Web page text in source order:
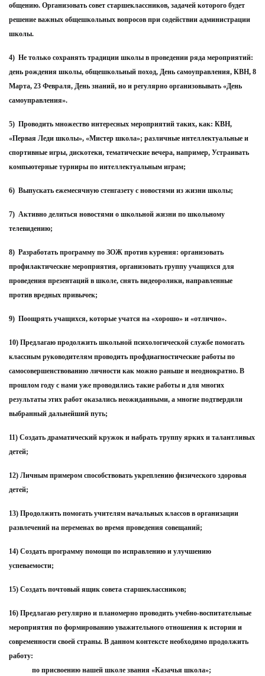
общению. Организовать совет старшеклассников, задачей которого будет
решение важных общешкольных вопросов при содействии администрации
школы.
4) Не только сохранять традиции школы в проведении ряда мероприятий:
день рождения школы, общешкольный поход, День самоуправления, КВН, 8
Марта, 23 Февраля, День знаний, но и регулярно организовывать «День
самоуправления».
5) Проводить множество интересных мероприятий таких, как: КВН,
«Первая Леди школы», «Мистер школа»; различные интеллектуальные и
спортивные игры, дискотеки, тематические вечера, например, Устраивать
компьютерные турниры по интеллектуальным играм;
6) Выпускать ежемесячную стенгазету с новостями из жизни школы;
7) Активно делиться новостями о школьной жизни по школьному
телевидению;
8) Разработать программу по ЗОЖ против курения: организовать
профилактические мероприятия, организовать группу учащихся для
проведения презентаций в школе, снять видеоролики, направленные
против вредных привычек;
9) Поощрять учащихся, которые учатся на «хорошо» и «отлично».
10) Предлагаю продолжить школьной психологической службе помогать
классным руководителям проводить профдиагностические работы по
самосовершенствованию личности как можно раньше и неоднократно. В
прошлом году с нами уже проводились такие работы и для многих
результаты этих работ оказались неожиданными, а многие подтвердили
выбранный дальнейший путь;
11) Создать драматический кружок и набрать труппу ярких и талантливых
детей;
12) Личным примером способствовать укреплению физического здоровья
детей;
13) Продолжить помогать учителям начальных классов в организации
развлечений на переменах во время проведения совещаний;
14) Создать программу помощи по исправлению и улучшению
успеваемости;
15) Создать почтовый ящик совета старшеклассников;
16) Предлагаю регулярно и планомерно проводить учебно-воспитательные
мероприятия по формированию уважительного отношения к истории и
современности своей страны. В данном контексте необходимо продолжить
работу:
по присвоению нашей школе звания «Казачья школа»;